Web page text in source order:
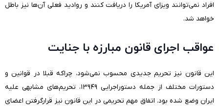
افراد نمی‌توانند ویزای آمریکا را دریافت کنند و روادید فعلی آن‌ها نیز باطل
خواهد شد.
عواقب اجرای قانون مبارزه با جنایت
این قانون نیز تحریم جدیدی محسوب نمی‌شود، چراکه قبلا در قوانین و
دستورات مختلف از جمله دستوراجرایی ۱۳۹۴۹، تحریم‌های مشابهی علیه
ایران وضع شده بود. اتفاق مهم تحریمی در این قانون نیز قرارگرفتن اعضای